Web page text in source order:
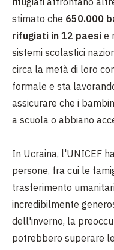
stimato che 650.000
rifugiati in 12 paesi e
sistemi scolastici
circa la metà di loro
formale e sta
assicurare che i
a scuola o abbiano
In Ucraina, l'UNICEF
persone, fra cui le
trasferimento
incredibilmente
dell'inverno, la
potrebbero superare